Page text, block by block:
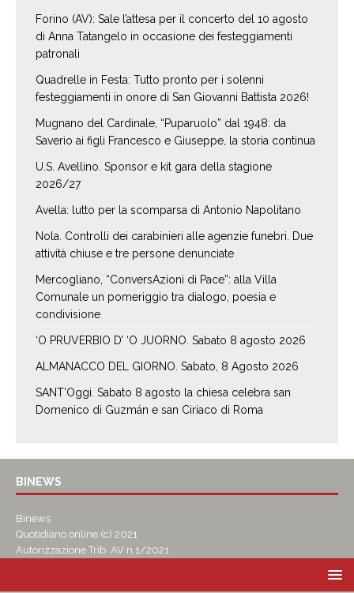
Forino (AV): Sale l’attesa per il concerto del 10 agosto
di Anna Tatangelo in occasione dei festeggiamenti
patronali
Quadrelle in Festa: Tutto pronto per i solenni
festeggiamenti in onore di San Giovanni Battista 2026!
Mugnano del Cardinale, “Puparuolo” dal 1948: da
Saverio ai figli Francesco e Giuseppe, la storia continua
U.S. Avellino. Sponsor e kit gara della stagione
2026/27
Avella: lutto per la scomparsa di Antonio Napolitano
Nola. Controlli dei carabinieri alle agenzie funebri. Due
attività chiuse e tre persone denunciate
Mercogliano, “ConversAzioni di Pace”: alla Villa
Comunale un pomeriggio tra dialogo, poesia e
condivisione
‘O PRUVERBIO D’ ‘O JUORNO. Sabato 8 agosto 2026
ALMANACCO DEL GIORNO. Sabato, 8 Agosto 2026
SANT’Oggi. Sabato 8 agosto la chiesa celebra san
Domenico di Guzmán e san Ciriaco di Roma
BINEWS
Binews
Quotidiano online (c) 2021
Autorizzazione Trib. AV n.1/2021